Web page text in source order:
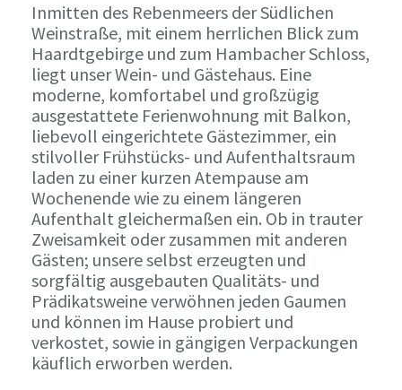
Inmitten des Rebenmeers der Südlichen
Weinstraße, mit einem herrlichen Blick zum
Haardtgebirge und zum Hambacher Schloss,
liegt unser Wein- und Gästehaus. Eine
moderne, komfortabel und großzügig
ausgestattete Ferienwohnung mit Balkon,
liebevoll eingerichtete Gästezimmer, ein
stilvoller Frühstücks- und Aufenthaltsraum
laden zu einer kurzen Atempause am
Wochenende wie zu einem längeren
Aufenthalt gleichermaßen ein. Ob in trauter
Zweisamkeit oder zusammen mit anderen
Gästen; unsere selbst erzeugten und
sorgfältig ausgebauten Qualitäts- und
Prädikatsweine verwöhnen jeden Gaumen
und können im Hause probiert und
verkostet, sowie in gängigen Verpackungen
käuflich erworben werden.